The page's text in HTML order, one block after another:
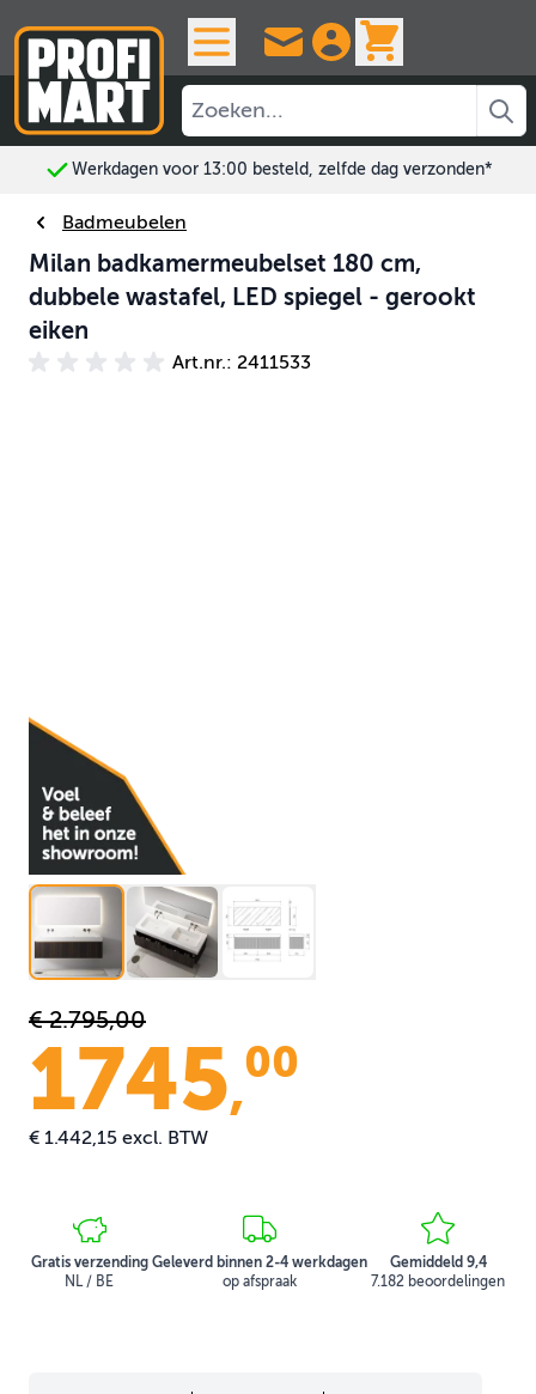
Altijd 30 dagen bedenktijd
Badmeubelen
Milan badkamermeubelset 180 cm,
dubbele wastafel, LED spiegel - gerookt
eiken
Art.nr.: 2411533
€ 2.795,00
1745,00
€ 1.442,15 excl. BTW
Gratis verzending
NL / BE
Geleverd binnen 2-4 werkdagen
op afspraak
Gemiddeld 9,4
7.182 beoordelingen